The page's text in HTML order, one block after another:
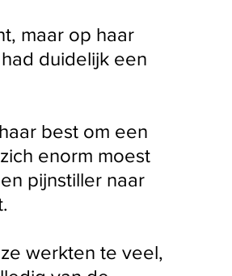
maar op haar
duidelijk een
best om een
enorm moest
pijnstiller naar
werkten te veel,